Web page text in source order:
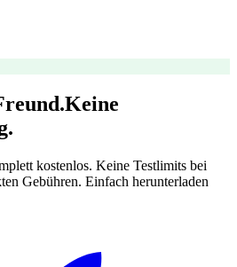
Keine
kostenlos. Keine Testlimits bei
Gebühren. Einfach herunterladen